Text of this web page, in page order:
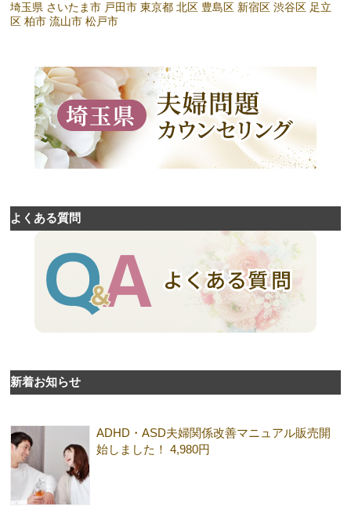
埼玉県 さいたま市 戸田市 東京都 北区 豊島区 新宿区 渋谷区 足立
区 柏市 流山市 松戸市
よくある質問
新着お知らせ
ADHD・ASD夫婦関係改善マニュアル販売開
始しました！ 4,980円